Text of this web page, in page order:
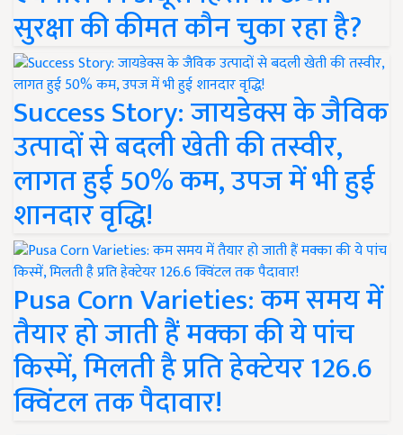
सुरक्षा की कीमत कौन चुका रहा है?
Success Story: जायडेक्स के जैविक
उत्पादों से बदली खेती की तस्वीर,
लागत हुई 50% कम, उपज में भी हुई
शानदार वृद्धि!
Pusa Corn Varieties: कम समय में
तैयार हो जाती हैं मक्का की ये पांच
किस्में, मिलती है प्रति हेक्टेयर 126.6
क्विंटल तक पैदावार!